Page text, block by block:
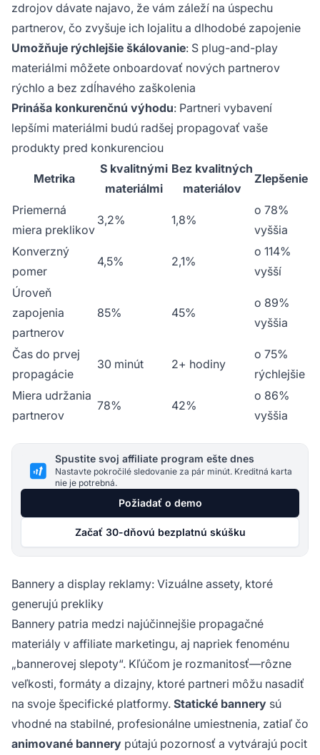
zdrojov dávate najavo, že vám záleží na úspechu
partnerov, čo zvyšuje ich lojalitu a dlhodobé zapojenie
Umožňuje rýchlejšie škálovanie: S plug-and-play
materiálmi môžete onboardovať nových partnerov
rýchlo a bez zdĺhavého zaškolenia
Prináša konkurenčnú výhodu: Partneri vybavení
lepšími materiálmi budú radšej propagovať vaše
produkty pred konkurenciou
Metrika
S kvalitnými
materiálmi
Bez kvalitných
materiálov
Zlepšenie
Priemerná
miera preklikov
3,2% 1,8%
o 78%
vyššia
Konverzný
pomer
4,5% 2,1%
o 114%
vyšší
Úroveň
zapojenia
partnerov
85% 45%
o 89%
vyššia
Čas do prvej
propagácie
30 minút 2+ hodiny
o 75%
rýchlejšie
Miera udržania
partnerov
78% 42%
o 86%
vyššia
Spustite svoj affiliate program ešte dnes
Nastavte pokročilé sledovanie za pár minút. Kreditná karta
nie je potrebná.
Požiadať o demo
Začať 30-dňovú bezplatnú skúšku
Bannery a display reklamy: Vizuálne assety, ktoré
generujú prekliky
Bannery patria medzi najúčinnejšie propagačné
materiály v affiliate marketingu, aj napriek fenoménu
„bannerovej slepoty“. Kľúčom je rozmanitosť—rôzne
veľkosti, formáty a dizajny, ktoré partneri môžu nasadiť
na svoje špecifické platformy. Statické bannery sú
vhodné na stabilné, profesionálne umiestnenia, zatiaľ čo
animované bannery pútajú pozornosť a vytvárajú pocit